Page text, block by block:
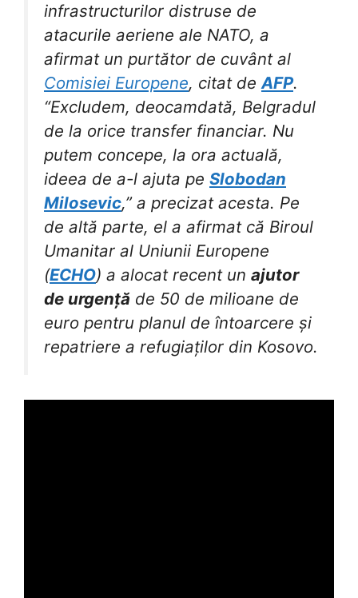
infrastructurilor distruse de
atacurile aeriene ale NATO, a
afirmat un purtător de cuvânt al
Comisiei Europene, citat deAFP.
“Excludem, deocamdată, Belgradul
de la orice transfer financiar. Nu
putem concepe, la ora actuală,
ideea de a-l ajuta pe Slobodan
Milosevic,” a precizat acesta. Pe
de altă parte, el a afirmat că Biroul
Umanitar al Uniunii Europene
(ECHO) a alocat recent un ajutor
de urgență de 50 de milioane de
euro pentru planul de întoarcere și
repatriere a refugiaților din Kosovo.